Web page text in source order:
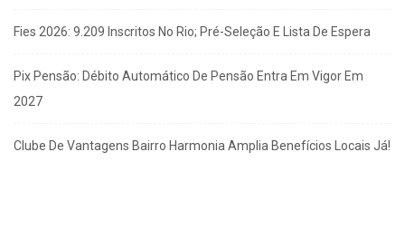
Fies 2026: 9.209 Inscritos No Rio; Pré-Seleção E Lista De Espera
Pix Pensão: Débito Automático De Pensão Entra Em Vigor Em
2027
Clube De Vantagens Bairro Harmonia Amplia Benefícios Locais Já!